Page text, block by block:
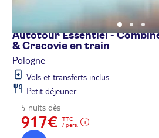
Autotour Essentiel -
& Cracovie en train
Pologne
Vols et transferts inclus
Petit déjeuner
5 nuits dès
917€
TTC
/ pers.